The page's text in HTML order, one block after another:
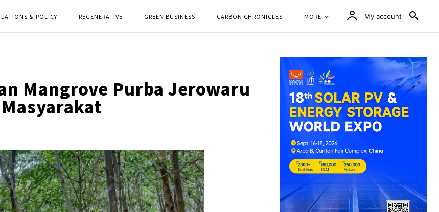
& POLICY REGENERATIVE GREEN BUSINESS CARBON CHRONICLES MORE My account
Mangrove Purba Jerowaru